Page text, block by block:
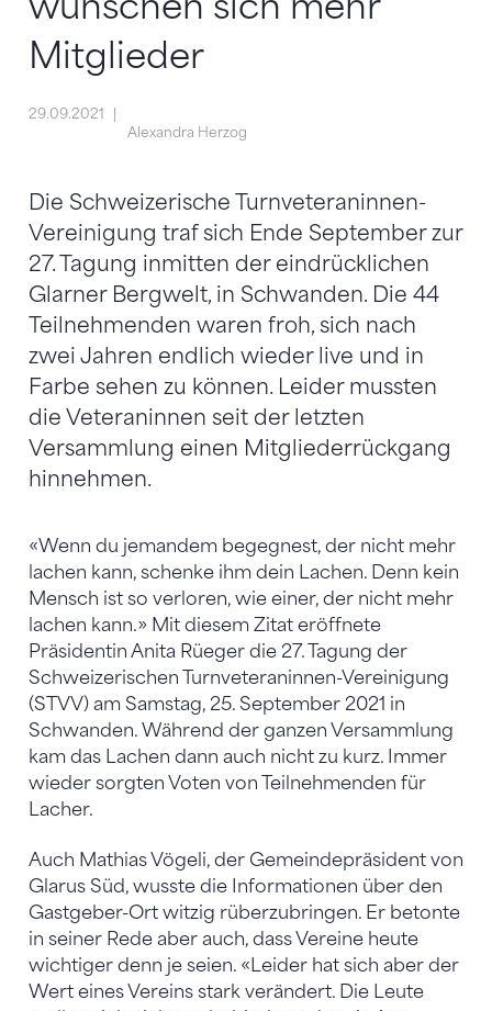
Mitglieder
29.09.2021
Alexandra Herzog
Die Schweizerische Turnveteraninnen-
Vereinigung traf sich Ende September zur
27. Tagung inmitten der eindrücklichen
Glarner Bergwelt, in Schwanden. Die 44
Teilnehmenden waren froh, sich nach
zwei Jahren endlich wieder live und in
Farbe sehen zu können. Leider mussten
die Veteraninnen seit der letzten
Versammlung einen Mitgliederrückgang
hinnehmen.
«Wenn du jemandem begegnest, der nicht mehr
lachen kann, schenke ihm dein Lachen. Denn kein
Mensch ist so verloren, wie einer, der nicht mehr
lachen kann.» Mit diesem Zitat eröffnete
Präsidentin Anita Rüeger die 27. Tagung der
Schweizerischen Turnveteraninnen-Vereinigung
(STVV) am Samstag, 25. September 2021 in
Schwanden. Während der ganzen Versammlung
kam das Lachen dann auch nicht zu kurz. Immer
wieder sorgten Voten von Teilnehmenden für
Lacher.
Auch Mathias Vögeli, der Gemeindepräsident von
Glarus Süd, wusste die Informationen über den
Gastgeber-Ort witzig rüberzubringen. Er betonte
in seiner Rede aber auch, dass Vereine heute
wichtiger denn je seien. «Leider hat sich aber der
Wert eines Vereins stark verändert. Die Leute